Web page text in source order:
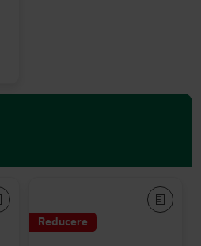
Reducere